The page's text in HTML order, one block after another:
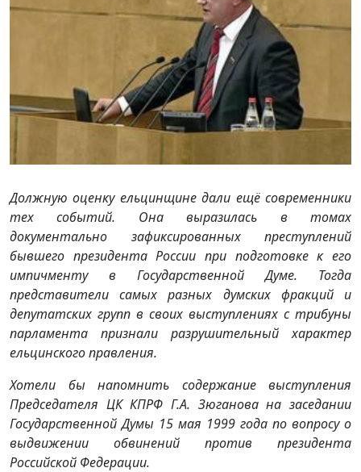
Должную оценку ельцинщине дали ещё современники
тех событий. Она выразилась в томах
документально зафиксированных преступлений
бывшего президента России при подготовке к его
импичменту в Государственной Думе. Тогда
представители самых разных думских фракций и
депутатских групп в своих выступлениях с трибуны
парламента признали разрушительный характер
ельцинского правления.
Хотели бы напомнить содержание выступления
Председателя ЦК КПРФ Г.А. Зюганова на заседании
Государственной Думы 15 мая 1999 года по вопросу о
выдвижении обвинений против президента
Российской Федерации.